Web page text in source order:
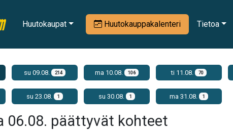
Huutokaupat Huutokauppakalenteri Tietoa
su 09.08. 214 ma 10.08. 106 ti 11.08. 70
su 23.08. 1 su 30.08. 1 ma 31.08. 1
06.08. päättyvät kohteet